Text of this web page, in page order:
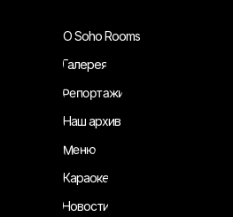
О Soho Rooms
Галерея
Репортажи
Наш архив
Меню
Караоке
Новости